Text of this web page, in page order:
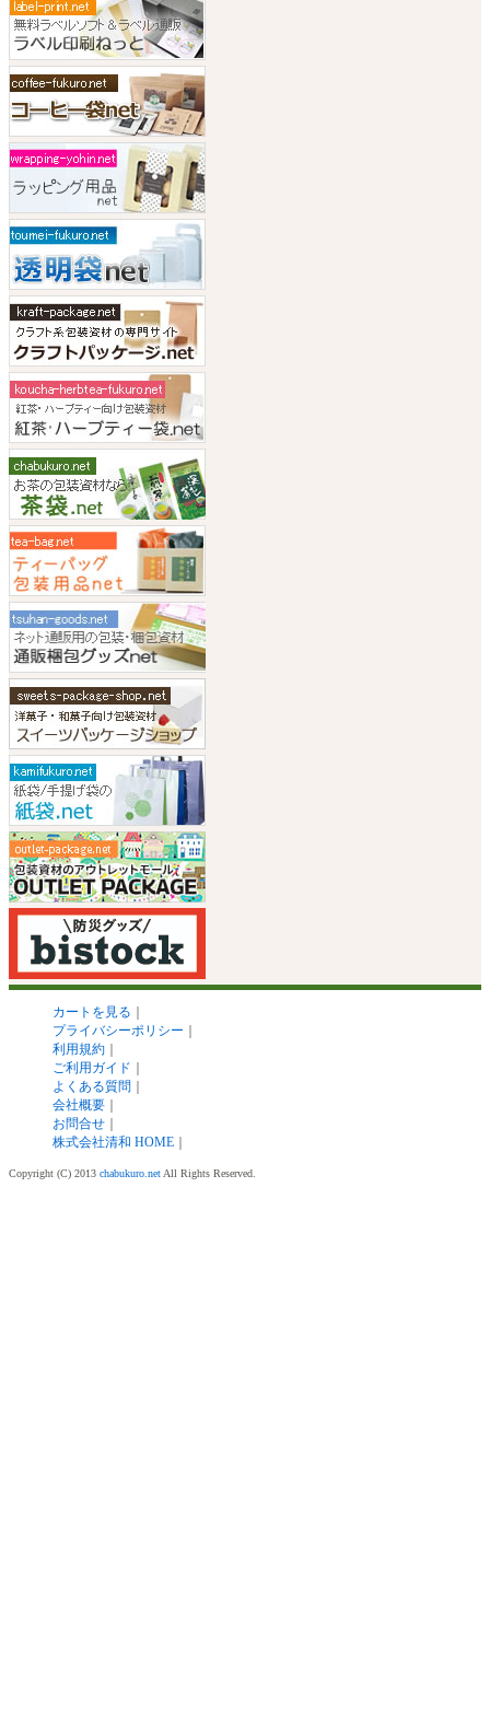
カートを見る
プライバシーポリシー
利用規約
ご利用ガイド
よくある質問
会社概要
お問合せ
株式会社清和 HOME
Copyright (C) 2013 chabukuro.netAll Rights Reserved.